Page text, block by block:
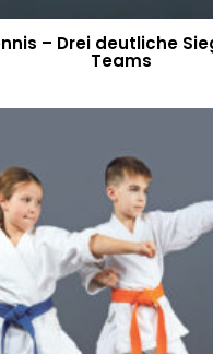
– Drei deutliche
Teams